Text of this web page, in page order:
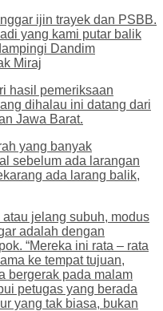
ijin trayek dan PSBB.
yang kami putar balik
Dandim
Miraj
hasil pemeriksaan
dihalau ini datang dari
Jawa Barat.
yang banyak
sebelum ada larangan
ada larang balik,
jelang subuh, modus
adalah dengan
“Mereka ini rata – rata
ke tempat tujuan,
bergerak pada malam
petugas yang berada
yang tak biasa, bukan